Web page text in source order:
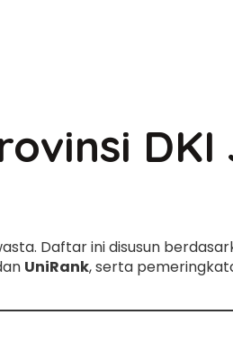
Daftar ini disusun
UniRank, serta